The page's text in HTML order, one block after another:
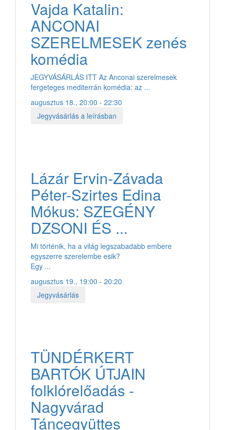
Vajda Katalin:
ANCONAI
SZERELMESEK zenés
komédia
JEGYVÁSÁRLÁS ITT Az Anconai szerelmesek
fergeteges mediterrán komédia: az ...
augusztus 18., 20:00 - 22:30
Jegyvásárlás a leírásban
Lázár Ervin-Závada
Péter-Szirtes Edina
Mókus: SZEGÉNY
DZSONI ÉS ...
Mi történik, ha a világ legszabadabb embere
egyszerre szerelembe esik?
Egy ...
augusztus 19., 19:00 - 20:20
Jegyvásárlás
TÜNDÉRKERT
BARTÓK ÚTJAIN
folklórelőadás -
Nagyvárad
Táncegyüttes